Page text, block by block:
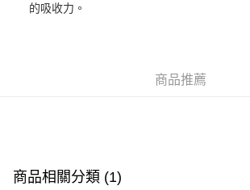
相關說明
本地配送
的吸收力。
商品推薦
商品相關分類 (1)